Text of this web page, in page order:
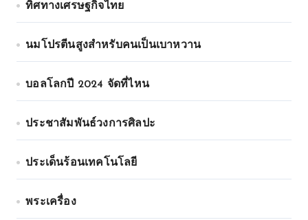
ทิศทางเศรษฐกิจไทย
นมโปรตีนสูงสำหรับคนเป็นเบาหวาน
บอลโลกปี 2024 จัดที่ไหน
ประชาสัมพันธ์วงการศิลปะ
ประเด็นร้อนเทคโนโลยี
พระเครื่อง